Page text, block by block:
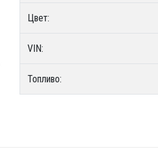
Цвет:
VIN:
Топливо: